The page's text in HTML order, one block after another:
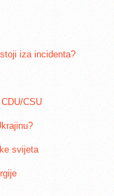
iza incidenta?
CSU
svijeta